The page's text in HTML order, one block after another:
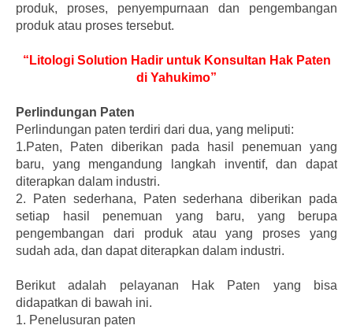
produk, proses, penyempurnaan dan pengembangan
produk atau proses tersebut.
“Litologi Solution Hadir untuk Konsultan Hak Paten
di Yahukimo”
Perlindungan Paten
Perlindungan paten terdiri dari dua, yang meliputi:
1.Paten, Paten diberikan pada hasil penemuan yang
baru, yang mengandung langkah inventif, dan dapat
diterapkan dalam industri.
2. Paten sederhana, Paten sederhana diberikan pada
setiap hasil penemuan yang baru, yang berupa
pengembangan dari produk atau yang proses yang
sudah ada, dan dapat diterapkan dalam industri.
Berikut adalah pelayanan Hak Paten yang bisa
didapatkan di bawah ini.
1. Penelusuran paten